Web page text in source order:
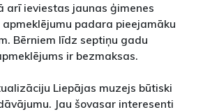
arī ieviestas jaunas ģimenes
padara pieejamāku
Bērniem līdz septiņu gadu
ir bezmaksas.
Liepājas muzejs būtiski
Jau šovasar interesenti